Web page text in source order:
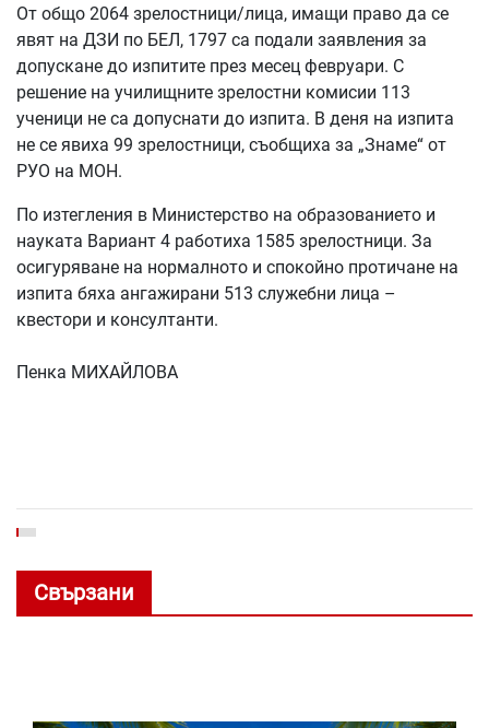
От общо 2064 зрелостници/лица, имащи право да се
явят на ДЗИ по БЕЛ, 1797 са подали заявления за
допускане до изпитите през месец февруари. С
решение на училищните зрелостни комисии 113
ученици не са допуснати до изпита. В деня на изпита
не се явиха 99 зрелостници, съобщиха за „Знаме“ от
РУО на МОН.
По изтегления в Министерство на образованието и
науката Вариант 4 работиха 1585 зрелостници. За
осигуряване на нормалното и спокойно протичане на
изпита бяха ангажирани 513 служебни лица –
квестори и консултанти.
Пенка МИХАЙЛОВА
Свързани